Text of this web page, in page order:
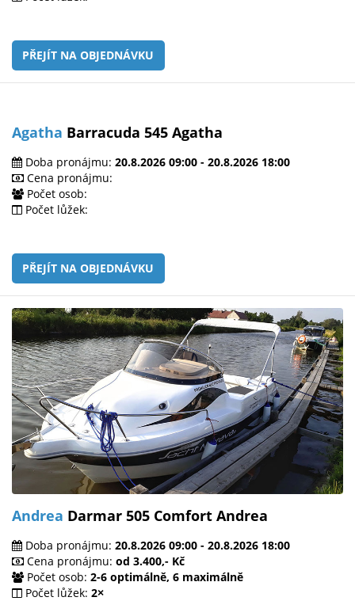
PŘEJÍT NA OBJEDNÁVKU
Agatha Barracuda 545 Agatha
Doba pronájmu: 20.8.2026 09:00 - 20.8.2026 18:00
Cena pronájmu:
Počet osob:
Počet lůžek:
PŘEJÍT NA OBJEDNÁVKU
Andrea Darmar 505 Comfort Andrea
Doba pronájmu: 20.8.2026 09:00 - 20.8.2026 18:00
Cena pronájmu: od 3.400,- Kč
Počet osob: 2-6 optimálně, 6 maximálně
Počet lůžek: 2×